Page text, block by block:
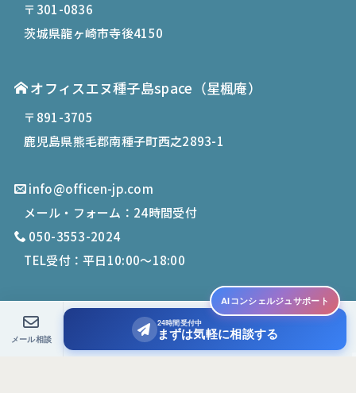
〒301-0836
茨城県龍ヶ崎市寺後4150
オフィスエヌ種子島space （星楓庵）
〒891-3705
鹿児島県熊毛郡南種子町西之2893-1
info@officen-jp.com
メール・フォーム：24時間受付
050-3553-2024
TEL受付：平日10:00〜18:00
2026Office N. All Rights Reserved.
AIコンシェルジュサポート
メール相談
24時間受付中
まずは気軽に相談する